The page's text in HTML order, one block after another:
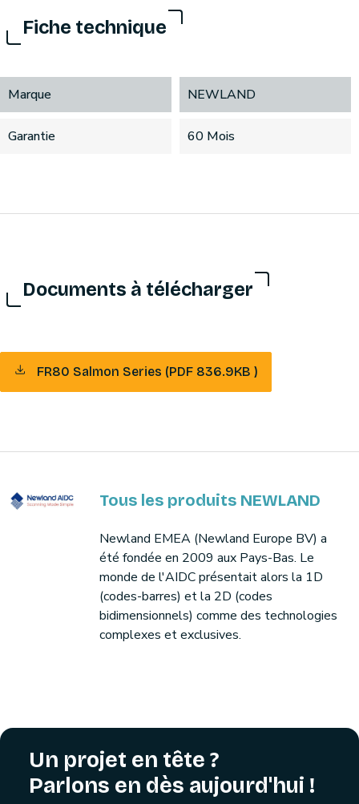
Fiche technique
Marque NEWLAND
Garantie 60 Mois
Documents à télécharger
FR80 Salmon Series (PDF 836.9KB )
Tous les produits NEWLAND
Newland EMEA (Newland Europe BV) a
été fondée en 2009 aux Pays-Bas. Le
monde de l'AIDC présentait alors la 1D
(codes-barres) et la 2D (codes
bidimensionnels) comme des technologies
complexes et exclusives.
Un projet en tête ?
Parlons en dès aujourd'hui !